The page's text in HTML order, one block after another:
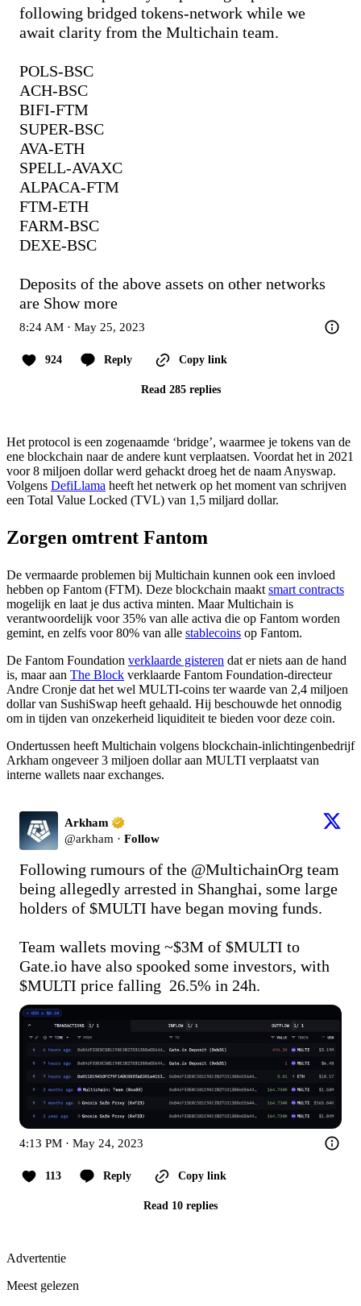
following bridged tokens-network while we
await clarity from the Multichain team.
POLS-BSC
ACH-BSC
BIFI-FTM
SUPER-BSC
AVA-ETH
SPELL-AVAXC
ALPACA-FTM
FTM-ETH
FARM-BSC
DEXE-BSC
Deposits of the above assets on other networks
are Show more
8:24 AM · May 25, 2023
924 Reply Copy link
Read 285 replies
Het protocol is een zogenaamde ‘bridge’, waarmee je tokens van de
ene blockchain naar de andere kunt verplaatsen. Voordat het in 2021
voor 8 miljoen dollar werd gehackt droeg het de naam Anyswap.
Volgens DefiLlama heeft het netwerk op het moment van schrijven
een Total Value Locked (TVL) van 1,5 miljard dollar.
Zorgen omtrent Fantom
De vermaarde problemen bij Multichain kunnen ook een invloed
hebben op Fantom (FTM). Deze blockchain maakt smart contracts
mogelijk en laat je dus activa minten. Maar Multichain is
verantwoordelijk voor 35% van alle activa die op Fantom worden
gemint, en zelfs voor 80% van alle stablecoins op Fantom.
De Fantom Foundation verklaarde gisteren dat er niets aan de hand
is, maar aan The Block verklaarde Fantom Foundation-directeur
Andre Cronje dat het wel MULTI-coins ter waarde van 2,4 miljoen
dollar van SushiSwap heeft gehaald. Hij beschouwde het onnodig
om in tijden van onzekerheid liquiditeit te bieden voor deze coin.
Ondertussen heeft Multichain volgens blockchain-inlichtingenbedrijf
Arkham ongeveer 3 miljoen dollar aan MULTI verplaatst van
interne wallets naar exchanges.
Arkham
@arkham · Follow
Following rumours of the @MultichainOrg team
being allegedly arrested in Shanghai, some large
holders of $MULTI have began moving funds.
Team wallets moving ~$3M of $MULTI
Gate.io
$MULTI price falling  26.5% in 24h.
4:13 PM · May 24, 2023
113 Reply Copy link
Read 10 replies
Advertentie
Meest gelezen